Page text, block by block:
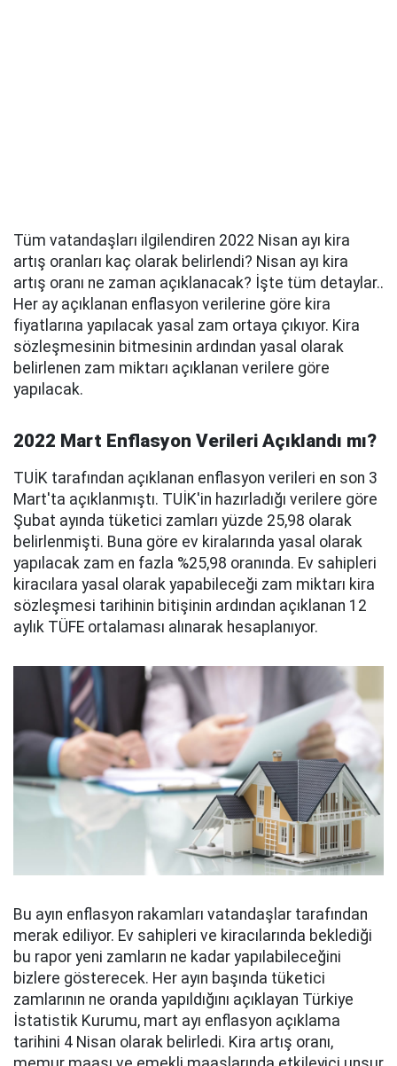
Tüm vatandaşları ilgilendiren 2022 Nisan ayı kira
artış oranları kaç olarak belirlendi? Nisan ayı kira
artış oranı ne zaman açıklanacak? İşte tüm detaylar..
Her ay açıklanan enflasyon verilerine göre kira
fiyatlarına yapılacak yasal zam ortaya çıkıyor. Kira
sözleşmesinin bitmesinin ardından yasal olarak
belirlenen zam miktarı açıklanan verilere göre
yapılacak.
2022 Mart Enflasyon Verileri Açıklandı mı?
TUİK tarafından açıklanan enflasyon verileri en son 3
Mart'ta açıklanmıştı. TUİK'in hazırladığı verilere göre
Şubat ayında tüketici zamları yüzde 25,98 olarak
belirlenmişti. Buna göre ev kiralarında yasal olarak
yapılacak zam en fazla %25,98 oranında. Ev sahipleri
kiracılara yasal olarak yapabileceği zam miktarı kira
sözleşmesi tarihinin bitişinin ardından açıklanan 12
aylık TÜFE ortalaması alınarak hesaplanıyor.
Bu ayın enflasyon rakamları vatandaşlar tarafından
merak ediliyor. Ev sahipleri ve kiracılarında beklediği
bu rapor yeni zamların ne kadar yapılabileceğini
bizlere gösterecek. Her ayın başında tüketici
zamlarının ne oranda yapıldığını açıklayan Türkiye
İstatistik Kurumu, mart ayı enflasyon açıklama
tarihini 4 Nisan olarak belirledi. Kira artış oranı,